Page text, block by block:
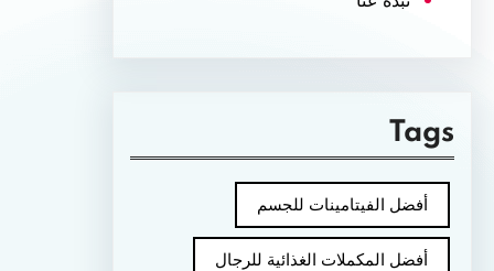
Tags
أفضل الفيتامينات للجسم
أفضل المكملات الغذائية للرجال